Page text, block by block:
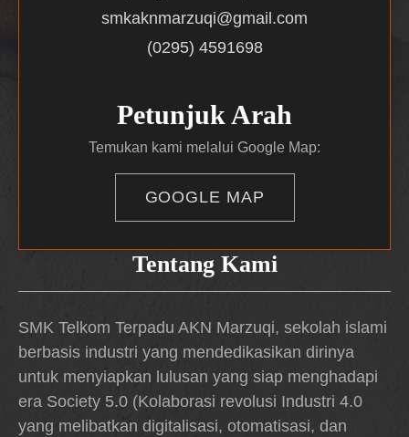
Tentang Kami
SMK Telkom Terpadu AKN Marzuqi, sekolah islami
berbasis industri yang mendedikasikan dirinya
untuk menyiapkan lulusan yang siap menghadapi
era Society 5.0 (Kolaborasi revolusi Industri 4.0
yang melibatkan digitalisasi, otomatisasi, dan
smkaknmarzuqi@gmail.com
(0295) 4591698
Petunjuk Arah
Temukan kami melalui Google Map:
GOOGLE MAP